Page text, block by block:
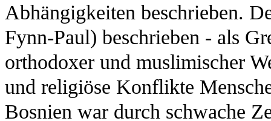
Abhängigkeiten beschrieben.
Fynn-Paul) beschrieben - als
orthodoxer und muslimischer
und religiöse Konflikte
Bosnien war durch schwache